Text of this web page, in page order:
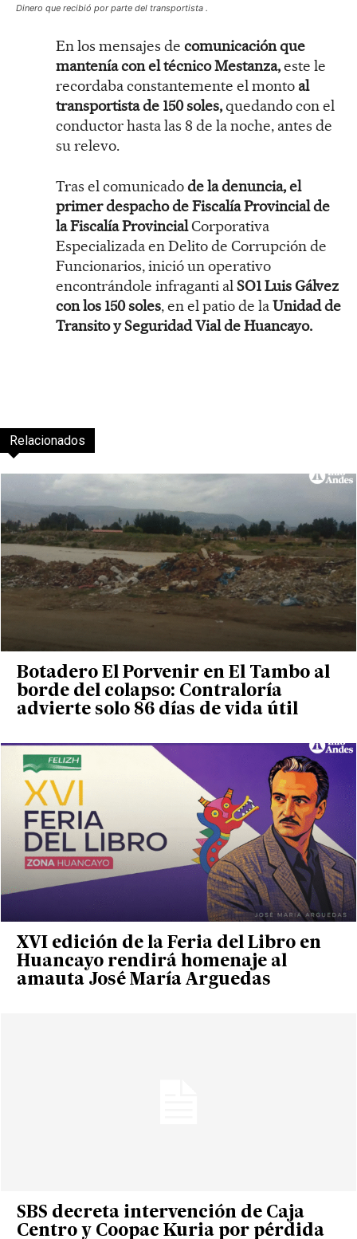
Dinero que recibió por parte del transportista .
En los mensajes de comunicación que
mantenía con el técnico Mestanza,este le
recordaba constantemente el monto al
transportista de 150 soles,quedando con el
conductor hasta las 8 de la noche, antes de
su relevo.
Tras el comunicadode la denuncia, el
primer despacho de Fiscalía Provincial de
la Fiscalía ProvincialCorporativa
Especializada en Delito de Corrupción de
Funcionarios, inició un operativo
encontrándole infraganti alSO1 Luis Gálvez
con los 150 soles, en el patio de laUnidad de
Transito y Seguridad Vial de Huancayo.
Relacionados
Botadero El Porvenir en El Tambo al
borde del colapso: Contraloría
advierte solo 86 días de vida útil
XVI edición de la Feria del Libro en
Huancayo rendirá homenaje al
amauta José María Arguedas
SBS decreta intervención de Caja
Centro y Coopac Kuria por pérdida